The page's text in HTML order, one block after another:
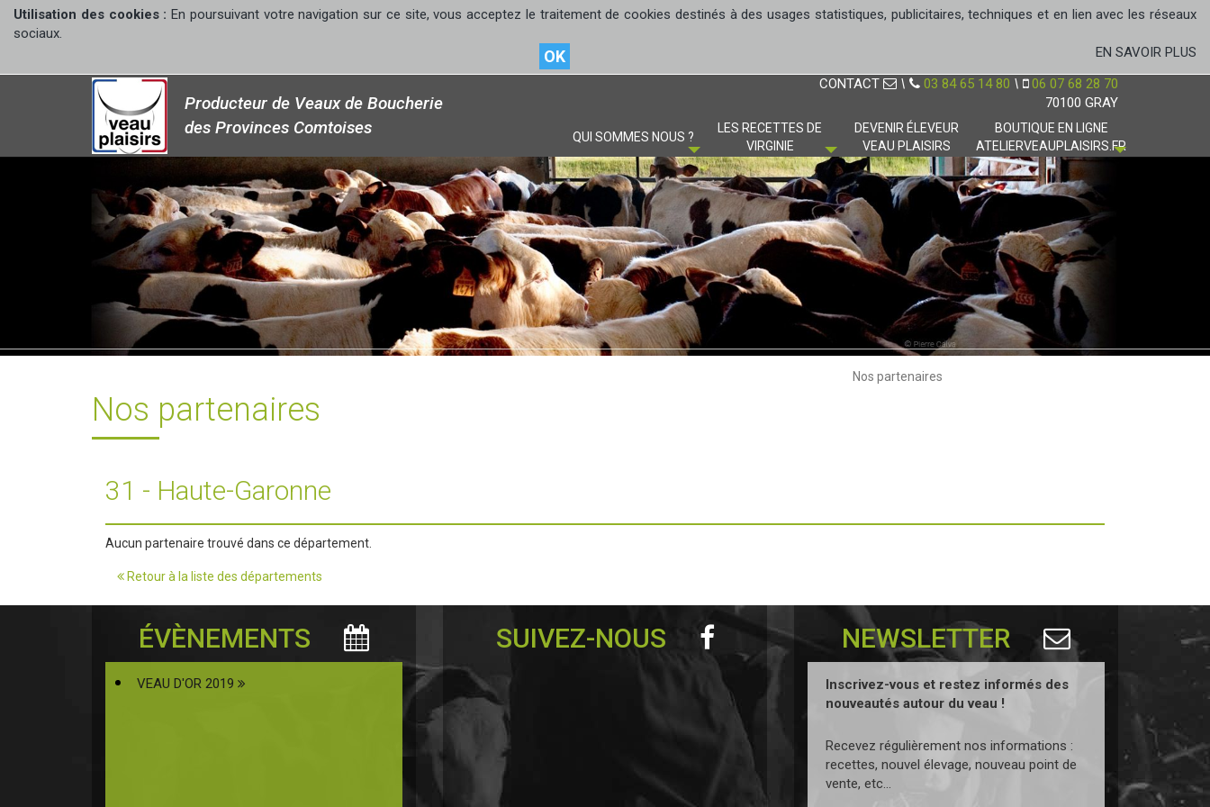
Utilisation des cookies :En poursuivant votre navigation sur ce site, vous acceptez le traitement de cookies destinés à des usages statistiques, publicitaires, techniques et en lien avec les réseaux
sociaux.
OK EN SAVOIR PLUS
Producteur de Veaux de Boucherie
des Provinces Comtoises
CONTACT \ 03 84 65 14 80 \ 06 07 68 28 70
70100 GRAY
QUI SOMMES NOUS ?
LES RECETTES DE
VIRGINIE
DEVENIR ÉLEVEUR
VEAU PLAISIRS
BOUTIQUE EN LIGNE
ATELIERVEAUPLAISIRS.FR
Nos partenaires
Nos partenaires
31 - Haute-Garonne
Aucun partenaire trouvé dans ce département.
Retour à la liste des départements
ÉVÈNEMENTS
VEAU D'OR 2019
SUIVEZ-NOUS NEWSLETTER
Inscrivez-vous et restez informés des
nouveautés autour du veau !
Recevez régulièrement nos informations :
recettes, nouvel élevage, nouveau point de
vente, etc...